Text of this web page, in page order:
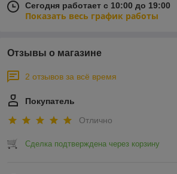
Сегодня работает с 10:00 до 19:00
Показать весь график работы
Отзывы о магазине
2 отзывов за всё время
Покупатель
Отлично
Сделка подтверждена через корзину